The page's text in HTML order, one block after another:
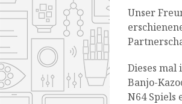
Unser
Dieses
Banjo-
N64 Spiels